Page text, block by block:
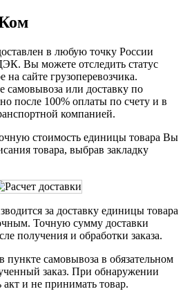
в любую точку России
Вы можете отследить статус
на сайте грузоперевозчика.
самовывоза или доставку по
после 100% оплаты по счету и в
компанией.
стоимость единицы товара Вы
товара, выбрав закладку
за доставку единицы товара
Точную сумму доставки
получения и обработки заказа.
самовывоза в обязательном
заказ. При обнаружении
и не принимать товар.